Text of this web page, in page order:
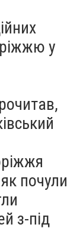
у
почули
з-під